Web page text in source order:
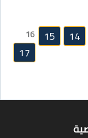
14
15
16
17